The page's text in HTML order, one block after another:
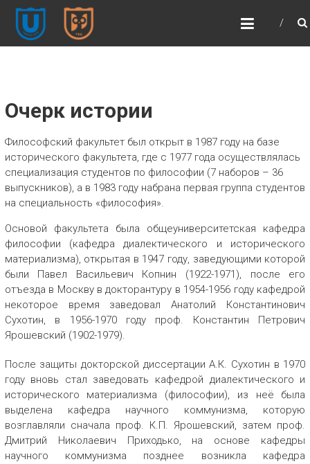
ФИЛОСОФСКИЙ
ФАКУЛЬТЕТ ТГУ (ФСФ
ТГУ)
Очерк истории
Философский факультет был открыт в 1987 году на базе
исторического факультета, где с 1977 года осуществлялась
специализация студентов по философии (7 наборов – 36
выпускников), а в 1983 году набрана первая группа студентов
на специальность «философия».
Основой факультета была общеуниверситетская кафедра
философии (кафедра диалектического и исторического
материализма), открытая в 1947 году, заведующими которой
были Павел Васильевич Копнин (1922-1971), после его
отъезда в Москву в докторантуру в 1954-1956 году кафедрой
некоторое время заведовал Анатолий Константинович
Сухотин, в 1956-1970 году проф. Константин Петрович
Ярошевский (1902-1979).
После защиты докторской диссертации А.К. Сухотин в 1970
году вновь стал заведовать кафедрой диалектического и
исторического материализма (философии), из неё была
выделена кафедра научного коммунизма, которую
возглавляли сначала проф. К.П. Ярошевский, затем проф.
Дмитрий Николаевич Приходько, на основе кафедры
научного коммунизма позднее возникла кафедра